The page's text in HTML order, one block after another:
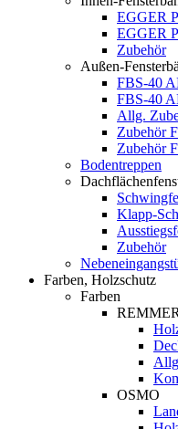
EGGER
EGGER
Zubehör
Außen-
FBS-40
FBS-40
Allg.
Zubehör
Zubehör
Bodentreppen
Klapp-
Zubehör
Farben, Holzschutz
Farben
OSMO